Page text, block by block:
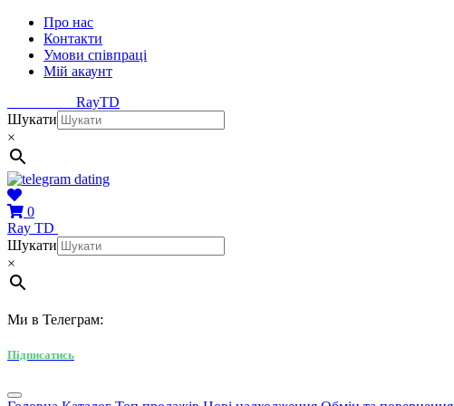
Про нас
Контакти
Умови співпраці
Мій акаунт
RayTD
Шукати
×
0
Ray TD
Шукати
×
Ми в Телеграм:
Підписатись